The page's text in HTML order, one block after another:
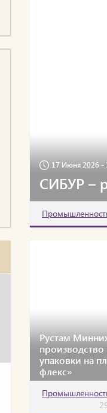
17 Июня 2026 -
СИБУР –
Рустам
производство
упаковки на
флекс»